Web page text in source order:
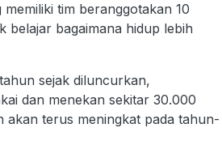
tim beranggotakan 10
bagaimana hidup lebih
sejak diluncurkan,
dan menekan sekitar 30.000
akan terus meningkat pada tahun-